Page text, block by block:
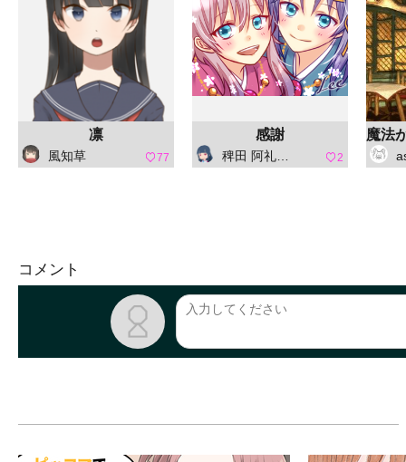
凛
風知草 77
感謝
稗田 阿礼（ひえだ あれ） 2
コメント